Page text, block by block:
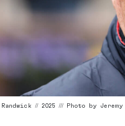
/ Randwick // 2025 /// Photo by